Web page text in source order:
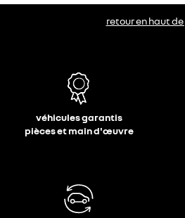
retour en haut
véhicules garantis
pièces et main d'œuvre